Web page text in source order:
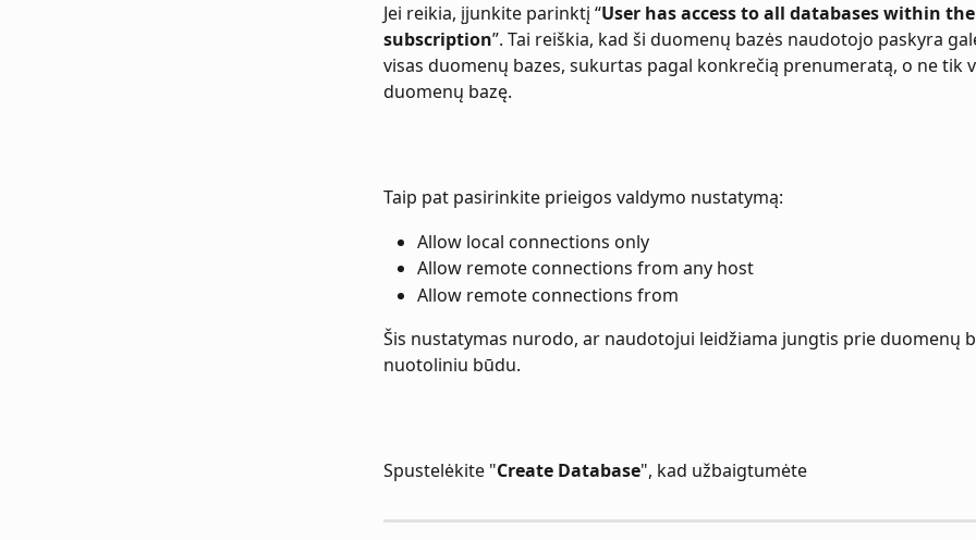
Jei reikia, įjunkite parinktį “User has access to all databases within
subscription”. Tai reiškia, kad ši duomenų bazės naudotojo paskyra
visas duomenų bazes, sukurtas pagal konkrečią prenumeratą, o ne tik
duomenų bazę.
Taip pat pasirinkite prieigos valdymo nustatymą:
Allow local connections only
Allow remote connections from any host
Allow remote connections from
Šis nustatymas nurodo, ar naudotojui leidžiama jungtis prie duomenų
nuotoliniu būdu.
Spustelėkite "Create Database", kad užbaigtumėte